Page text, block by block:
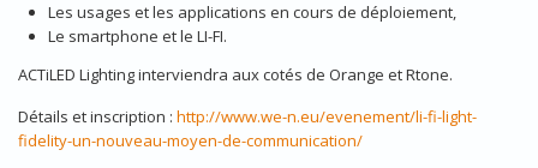
Les usages et les applications en cours de déploiement,
Le smartphone et le LI-FI.
ACTiLED Lighting interviendra aux cotés de Orange et Rtone.
Détails et inscription : http://www.we-n.eu/evenement/li-fi-light-
fidelity-un-nouveau-moyen-de-communication/